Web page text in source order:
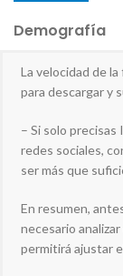
Demografía
La velocidad de
para descargar y
– Si solo
redes sociales,
ser más que
En resumen,
necesario
permitirá ajustar